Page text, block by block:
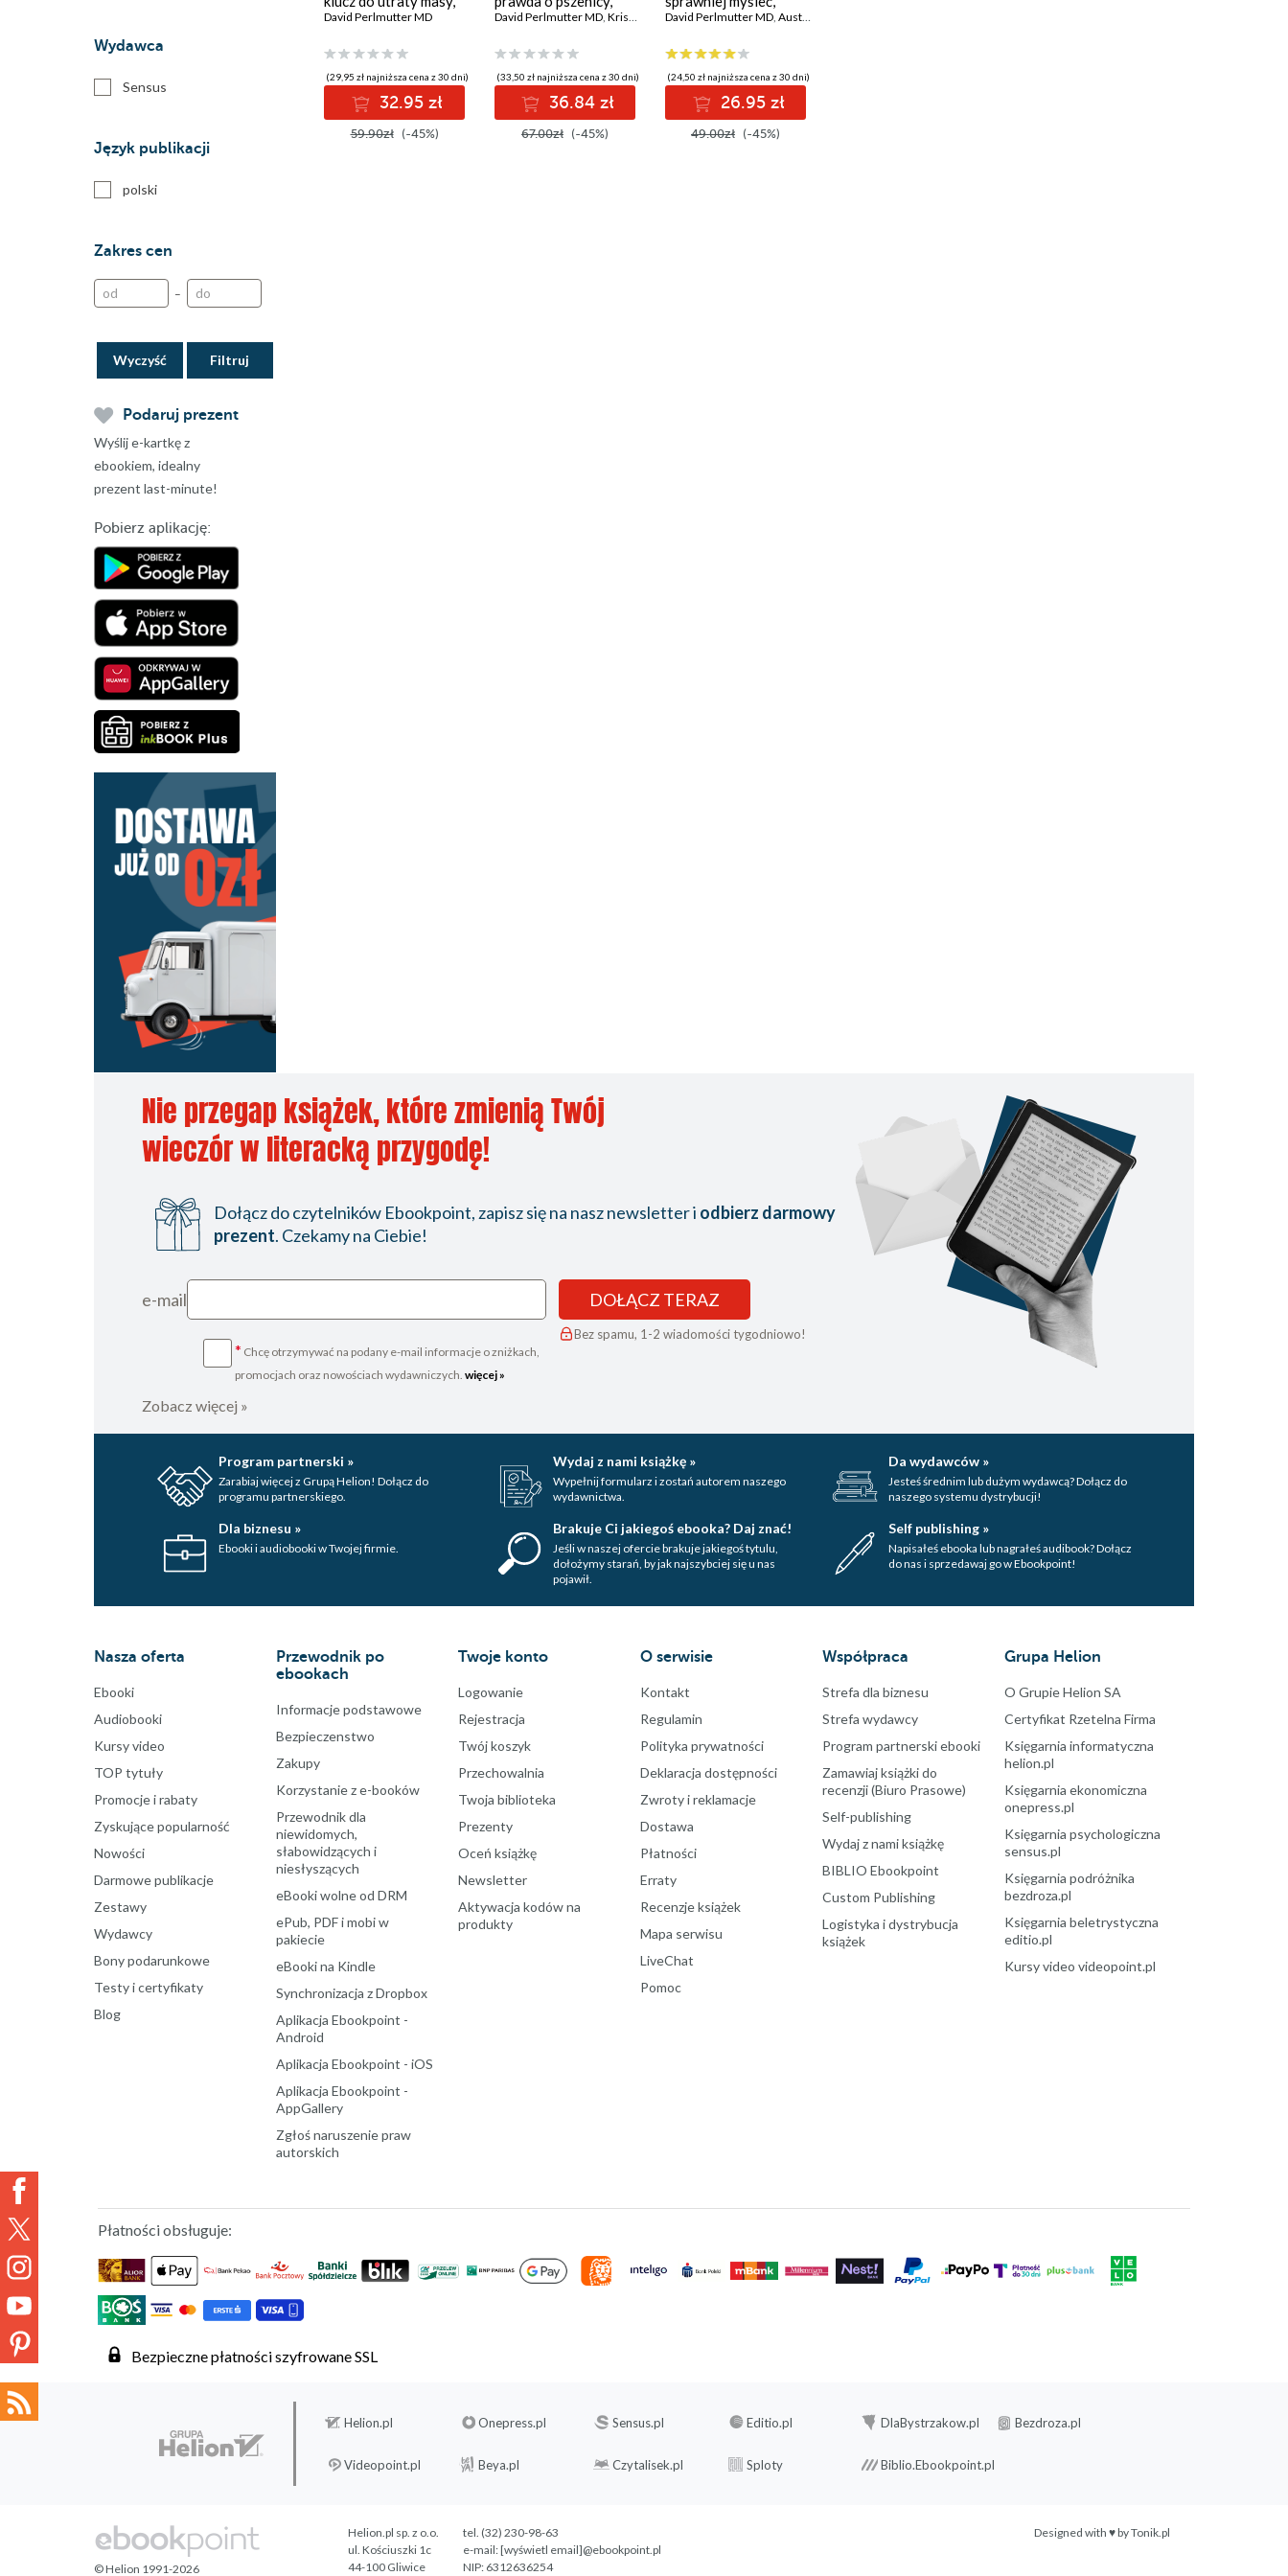
Wydawca
Sensus
Język publikacji
polski
Zakres cen
–
Wyczyść
Podaruj prezent
Wyślij e-kartkę z
ebookiem, idealny
prezent last-minute!
Pobierz aplikację:
kontroli poziomu cukru
David Perlmutter MD
(29,95 zł najniższa cena z 30 dni)
32.95 zł
59.90zł (-45%)
węglowodanach i
zabójcach Twojego
mózgu
David Perlmutter MD, Kristin Loberg
(33,50 zł najniższa cena z 30 dni)
36.84 zł
67.00zł (-45%)
wzmocnić relacje i
David Perlmutter MD, Austin Perlmutter MD
(24,50 zł najniższa cena z 30 dni)
26.95 zł
49.00zł (-45%)
Nie przegap książek, które zmienią Twój
wieczór w literacką przygodę!
Dołącz do czytelników Ebookpoint, zapisz się na nasz newsletter i odbierz darmowy
prezent. Czekamy na Ciebie!
e-mail
* Chcę otrzymywać na podany e-mail informacje o zniżkach,
promocjach oraz nowościach wydawniczych. więcej »
DOŁĄCZ TERAZ
Bez spamu, 1-2 wiadomości tygodniowo!
Zobacz więcej »
Program partnerski »
Zarabiaj więcej z Grupą Helion! Dołącz do
programu partnerskiego.
Wydaj z nami książkę »
Wypełnij formularz i zostań autorem naszego
wydawnictwa.
Da wydawców »
Jesteś średnim lub dużym wydawcą? Dołącz do
naszego systemu dystrybucji!
Dla biznesu »
Ebooki i audiobooki w Twojej firmie.
Brakuje Ci jakiegoś ebooka? Daj znać!
Jeśli w naszej ofercie brakuje jakiegoś tytulu,
dołożymy starań, by jak najszybciej się u nas
pojawił.
Self publishing »
Napisałeś ebooka lub nagrałeś audibook? Dołącz
do nas i sprzedawaj go w Ebookpoint!
Nasza oferta
Ebooki
Audiobooki
Kursy video
TOP tytuły
Promocje i rabaty
Zyskujące popularność
Nowości
Darmowe publikacje
Zestawy
Wydawcy
Bony podarunkowe
Testy i certyfikaty
Blog
Przewodnik po
ebookach
Informacje podstawowe
Bezpieczenstwo
Zakupy
Korzystanie z e-booków
Przewodnik dla
niewidomych,
słabowidzących i
niesłyszących
eBooki wolne od DRM
ePub, PDF i mobi w
pakiecie
eBooki na Kindle
Synchronizacja z Dropbox
Aplikacja Ebookpoint -
Android
Aplikacja Ebookpoint - iOS
Aplikacja Ebookpoint -
AppGallery
Zgłoś naruszenie praw
autorskich
Twoje konto
Logowanie
Rejestracja
Twój koszyk
Przechowalnia
Twoja biblioteka
Prezenty
Oceń książkę
Newsletter
Aktywacja kodów na
produkty
O serwisie
Kontakt
Regulamin
Polityka prywatności
Deklaracja dostępności
Zwroty i reklamacje
Dostawa
Płatności
Erraty
Recenzje książek
Mapa serwisu
LiveChat
Pomoc
Współpraca
Strefa dla biznesu
Strefa wydawcy
Program partnerski ebooki
Zamawiaj książki do
recenzji (Biuro Prasowe)
Self-publishing
Wydaj z nami książkę
BIBLIO Ebookpoint
Custom Publishing
Logistyka i dystrybucja
książek
Grupa Helion
O Grupie Helion SA
Certyfikat Rzetelna Firma
Księgarnia informatyczna
helion.pl
Księgarnia ekonomiczna
onepress.pl
Księgarnia psychologiczna
sensus.pl
Księgarnia podróżnika
bezdroza.pl
Księgarnia beletrystyczna
editio.pl
Kursy video videopoint.pl
Płatności obsługuje:
Bezpieczne płatności szyfrowane SSL
Helion.pl Onepress.pl Sensus.pl Editio.pl DlaBystrzakow.pl Bezdroza.pl
Videopoint.pl Beya.pl Czytalisek.pl Sploty Biblio.Ebookpoint.pl
Designed with ♥ byTonik.pl
© Helion 1991-2026
Helion.pl sp. z o.o.
ul. Kościuszki 1c
44-100 Gliwice
tel. (32) 230-98-63
e-mail:[wyświetl email]@ebookpoint.pl
NIP: 6312636254